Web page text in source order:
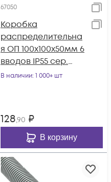
67050
Коробка
распределительна
я ОП 100х100х50мм 6
вводов IP55 сер.
Ruvinil 67050
В наличии: 1 000+ шт
128,90 ₽
В корзину